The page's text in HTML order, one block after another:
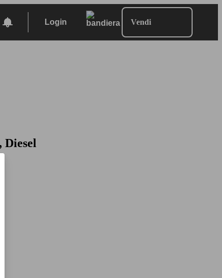
Login Vendi
Diesel